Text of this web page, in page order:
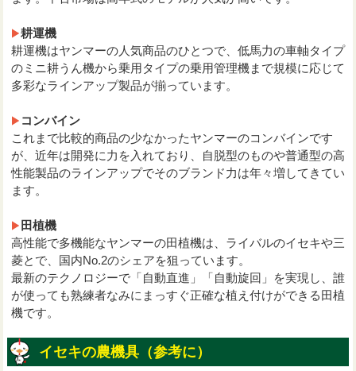
耕運機
耕運機はヤンマーの人気商品のひとつで、低馬力の車軸タイプ
のミニ耕うん機から乗用タイプの乗用管理機まで規模に応じて
多彩なラインアップ製品が揃っています。
コンバイン
これまで比較的商品の少なかったヤンマーのコンバインです
が、近年は開発に力を入れており、自脱型のものや普通型の高
性能製品のラインアップでそのブランド力は年々増してきてい
ます。
田植機
高性能で多機能なヤンマーの田植機は、ライバルのイセキや三
菱とで、国内No.2のシェアを狙っています。
最新のテクノロジーで「自動直進」「自動旋回」を実現し、誰
が使っても熟練者なみにまっすぐ正確な植え付けができる田植
機です。
イセキの農機具（参考に）